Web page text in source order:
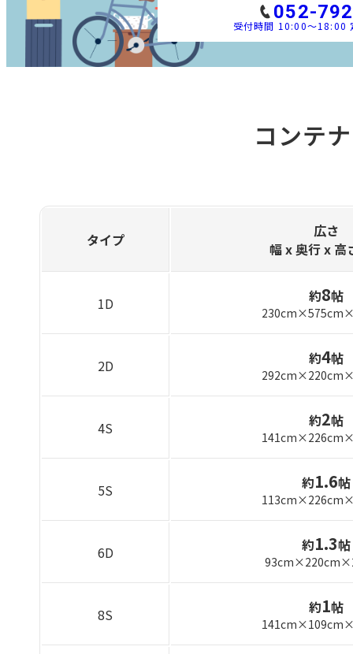
052-
受付時間 10:00～18:00
コンテ
タイプ
広さ
幅 x 奥行x 高
1D 約8帖
2D 約4帖
4S 約2帖
5S 約1.6帖
6D 約1.3帖
8S 約1帖